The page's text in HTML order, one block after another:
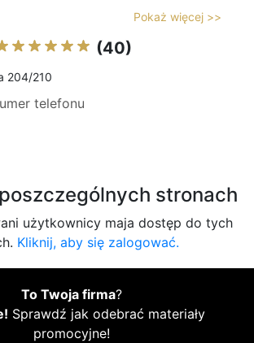
Pokaż więcej >>
(40)
204/210
telefonu
stronach
użytkownicy maja dostęp do tych
Kliknij, aby się zalogować.
To Twoja firma?
Sprawdź jak odebrać materiały
promocyjne!